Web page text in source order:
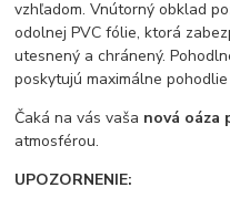
vzhľadom. Vnútorný obklad
odolnej PVC fólie, ktorá
utesnený a chránený.
poskytujú maximálne
Čaká na vás vaša nová oáza
atmosférou.
UPOZORNENIE: